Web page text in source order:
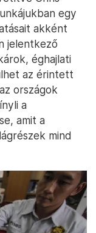
egy
akként
jelentkező
éghajlati
az érintett
országok
a
amit a
mind